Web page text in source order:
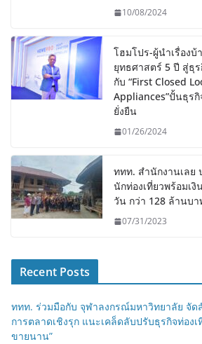
10/08/2024
โฮมโปร-ผู้นำเรื่องบ้
ยุทธศาสตร์ 5 ปี สู่ธุ
กับ “First Closed
Appliances”ปั้นธุร
ยั่งยืน
01/26/2024
ททท. สำนักงานเลย
นักท่องเที่ยวพร้อมเ
วัน กว่า 128 ล้านบา
07/31/2023
Recent Posts
ททท. ร่วมมือกับ จุฬาลงกรณ์มหาวิทยาลัย จัด
การตลาดเชิงรุก แนะเคล็ดลับปรับธุรกิจท่องเ
ขายนาน”